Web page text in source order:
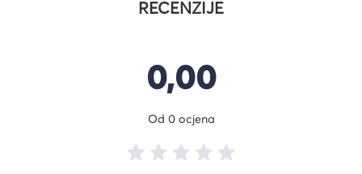
RECENZIJE
0,00
Od 0 ocjena